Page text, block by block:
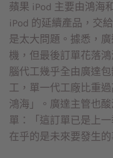
蘋果 iPod 主要由鴻海
iPod 的延續產品，交
是太大問題。據悉，
機，但最後訂單花落
腦代工幾乎全由廣達
工，單一代工廠比重
鴻海」。廣達主管也
單：「這訂單已是上
在乎的是未來要發生的